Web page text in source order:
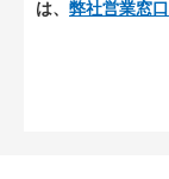
は、 弊社営業窓口